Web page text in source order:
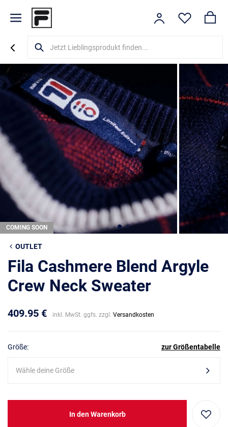
COMING SOON
OUTLET
Fila Cashmere Blend Argyle
Crew Neck Sweater
409.95 € inkl. MwSt. ggfs. zzgl. Versandkosten
Größe: zur Größentabelle
Wähle deine Größe
In den Warenkorb